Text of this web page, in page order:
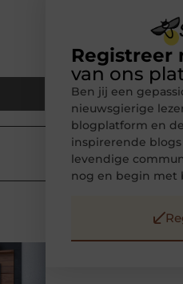
Registreer
van ons
Ben jij een
nieuwsgierige
blogplatform en
inspirerende
levendige
nog en begin met